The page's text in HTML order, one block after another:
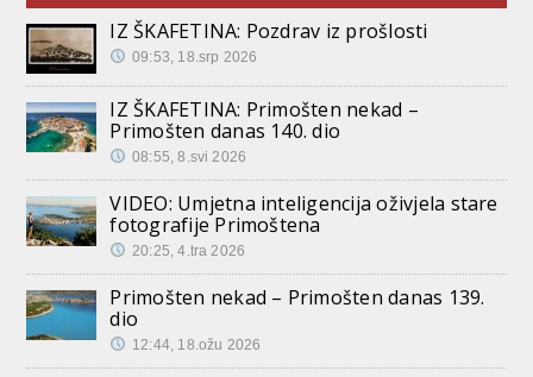
IZ ŠKAFETINA: Pozdrav iz prošlosti
09:53, 18.srp 2026
IZ ŠKAFETINA: Primošten nekad –
Primošten danas 140. dio
08:55, 8.svi 2026
VIDEO: Umjetna inteligencija oživjela stare
fotografije Primoštena
20:25, 4.tra 2026
Primošten nekad – Primošten danas 139.
dio
12:44, 18.ožu 2026